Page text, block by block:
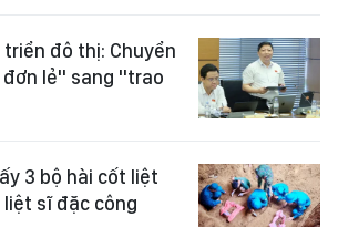
đô thị: Chuyển
lẻ" sang "trao
3 bộ hài cốt liệt
sĩ đặc công